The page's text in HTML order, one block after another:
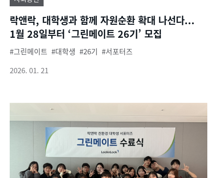
락앤락, 대학생과 함께 자원순환 확대 나선다...
1월 28일부터 ‘그린메이트 26기’ 모집
그린메이트 대학생 26기
서포터즈
2026. 01. 21